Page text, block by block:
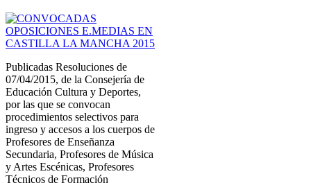
Publicadas Resoluciones de
07/04/2015, de la Consejería de
Educación Cultura y Deportes,
por las que se convocan
procedimientos selectivos para
ingreso y accesos a los cuerpos de
Profesores de Enseñanza
Secundaria, Profesores de Música
y Artes Escénicas, Profesores
Técnicos de Formación